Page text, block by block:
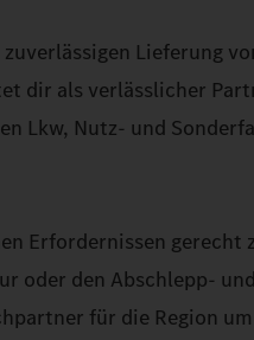
Lieferung
dir als verlässlicher
Lkw, Nutz- und
Erfordernissen gerecht
oder den Abschlepp-
für die Region